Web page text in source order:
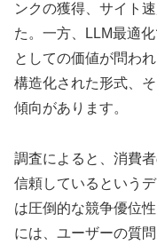
ンクの獲得、サイト
た。一方、LLM最適
としての価値が問わ
構造化された形式、
傾向があります。
調査によると、消費
信頼しているという
は圧倒的な競争優位
には、ユーザーの質